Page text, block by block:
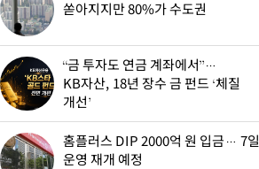
쏟아지지만 80%가 수도권
“금 투자도 연금 계좌에서”…
KB자산, 18년 장수 금 펀드 ‘체질
개선’
홈플러스 DIP 2000억 원 입금… 7일
운영 재개 예정